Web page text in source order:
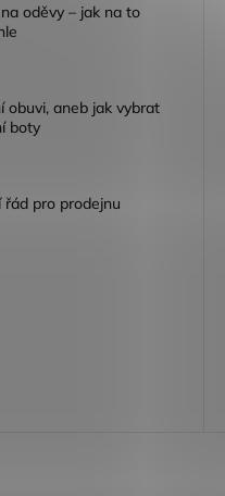
oděvy – jak na to
obuvi, aneb jak vybrat
boty
řád pro prodejnu